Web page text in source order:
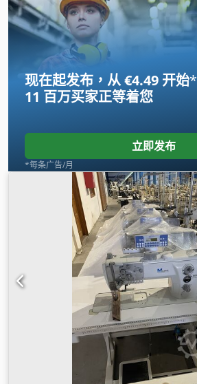
现在起发布，从 €4.49 开始*
11 百万买家正等着您
立即发布
*每条广告/月